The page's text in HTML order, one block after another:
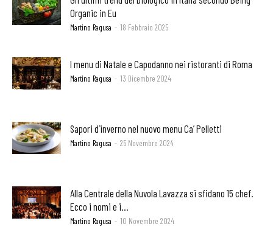
Organic in Eu
Martino Ragusa - 18 Febbraio 2025
I menu di Natale e Capodanno nei ristoranti di Roma
Martino Ragusa - 13 Dicembre 2024
Sapori d’inverno nel nuovo menu Ca’ Pelletti
Martino Ragusa - 25 Novembre 2024
Alla Centrale della Nuvola Lavazza si sfidano 15 chef.
Ecco i nomi e i...
Martino Ragusa - 10 Novembre 2024